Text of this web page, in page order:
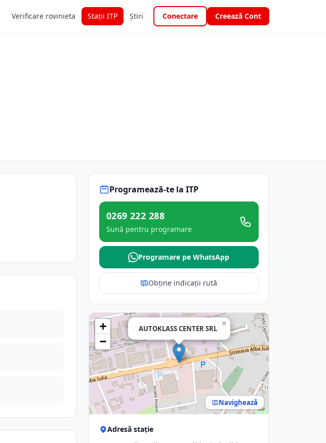
Verificare rovinieta Stații ITP Știri Conectare Creează Cont
Programează-te la ITP
0269 222 288
Sună pentru programare
Programare pe WhatsApp
Obține indicații rută
AUTOKLASS CENTER SRL
×
+
−
Navighează
Adresă stație